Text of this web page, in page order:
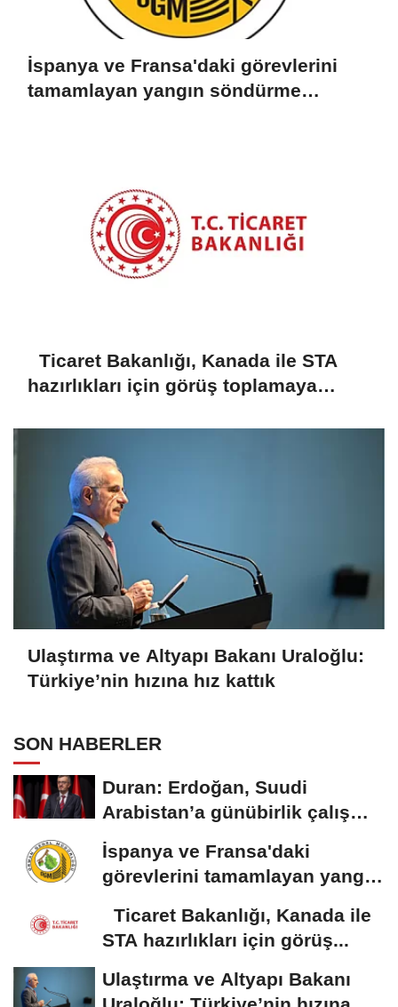
İspanya ve Fransa'daki görevlerini
tamamlayan yangın söndürme
Ticaret Bakanlığı, Kanada ile STA
hazırlıkları için görüş toplamaya
Ulaştırma ve Altyapı Bakanı Uraloğlu:
Türkiye’nin hızına hız kattık
SON HABERLER
Duran: Erdoğan, Suudi
Arabistan’a günübirlik çalışma
ziyareti...
İspanya ve Fransa'daki
görevlerini tamamlayan yangın
Ticaret Bakanlığı, Kanada ile
STA hazırlıkları için görüş...
Ulaştırma ve Altyapı Bakanı